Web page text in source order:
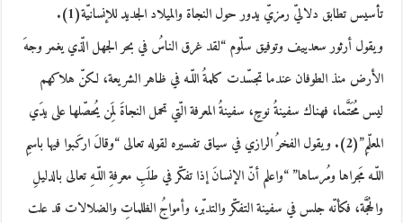
تأسيس تطابق دلاليّ رمزيّ يدور حول النجاة والميلاد الجديد للإنسانيّة(1).
ويقول أرثور سعدييف وتوفيق سلّوم “لقد غرق الناسُ في بحر الجهل الّذي يغمر وجهَ
الأرض منذ الطوفان عندما تجسّدت كلمةُ اللّـه في ظاهر الشريعة، لكنّ هلاكهم
ليس مُحَتَّما، فهناك سفينةُ نوحٍ، سفينةُ المعرفة الّتي تحمل النجاةَ لِمَن يُحصّلها على يدَي
المعلّمِ”(2). ويقول الفخرُ الرازي في سياق تفسيره لقوله تعالى “وقالَ اركَبوا فيها باسمِ
اللّـه مَجراها ومُرساها” “واعلم أنّ الإنسانَ إذا تفكّر في طلَبِ معرفةِ اللّـهِ تعالى بالدليلِ
والحُجَّة، فكأنّه جلس في سفينة التفكّر والتدبّر، وأمواجُ الظلماتِ والضلالات قد علت